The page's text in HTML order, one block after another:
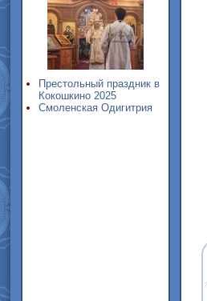
Престольный праздник в
Кокошкино 2025
Смоленская Одигитрия